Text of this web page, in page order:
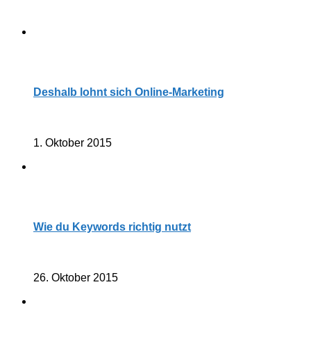
Deshalb lohnt sich Online-Marketing
1. Oktober 2015
Wie du Keywords richtig nutzt
26. Oktober 2015